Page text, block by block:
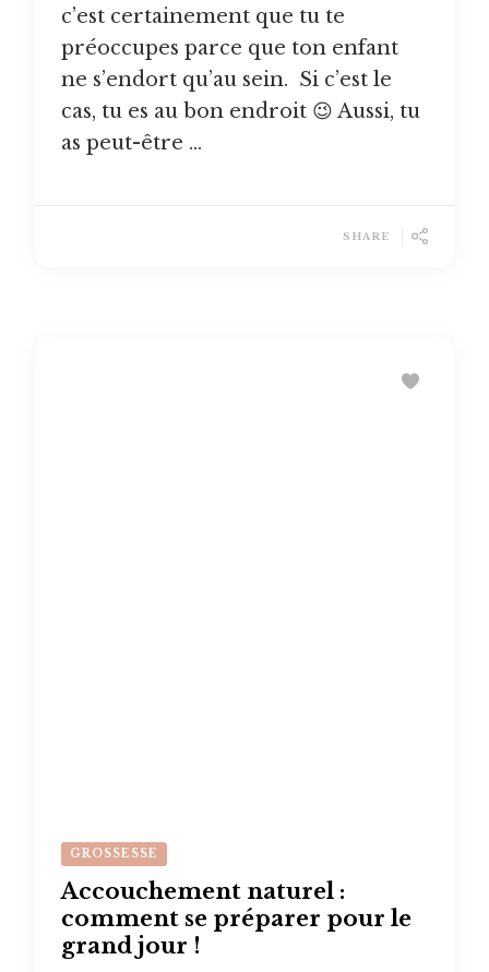
c’est certainement que tu te
préoccupes parce que ton enfant
ne s’endort qu’au sein. Si c’est le
cas, tu es au bon endroit 😉 Aussi, tu
as peut-être …
SHARE
GROSSESSE
Accouchement naturel :
comment se préparer pour le
grand jour !